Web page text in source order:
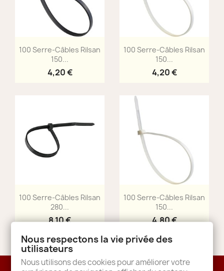
Aperçu rapide
100 Serre-Câbles Rilsan
150...
4,20 €
Aperçu rapide
100 Serre-Câbles Rilsan
150...
4,20 €
Aperçu rapide
100 Serre-Câbles Rilsan
280...
8,10 €
Aperçu rapide
100 Serre-Câbles Rilsan
150...
4,80 €
Nous respectons la vie privée des
utilisateurs
Nous utilisons des cookies pour améliorer votre